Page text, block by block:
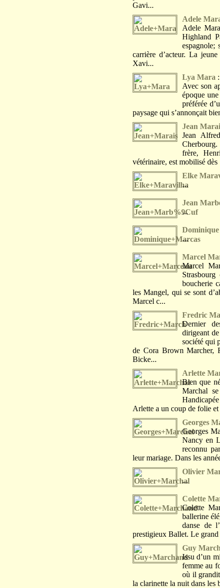
Gavi...
Adele
Adele
Highland
espagnole;
carrière d’acteur. La
Xavi...
Lya Mara
Avec son
époque
préférée
paysage qui s’annonçait
Jean
Jean
Cherbourg.
frère,
vétérinaire, est mobilisé
Elke
...
Jean
...
...
Marcel
Marcel
boucherie
les Mangel, qui se sont
Marcel c...
Fredric
Dernier
dirigeant
société qui
de Cora Brown Marcher,
Bicke...
Arlette
Bien que
Marchal
Arlette a un coup de folie
Georges
Georges
Nancy en
reconnu
leur mariage. Dans les
Olivier
...
Colette
Colette
ballerine
danse de
prestigieux Ballet. Le
Guy
Issu d’un
femme au
où il
la clarinette la nuit dans les